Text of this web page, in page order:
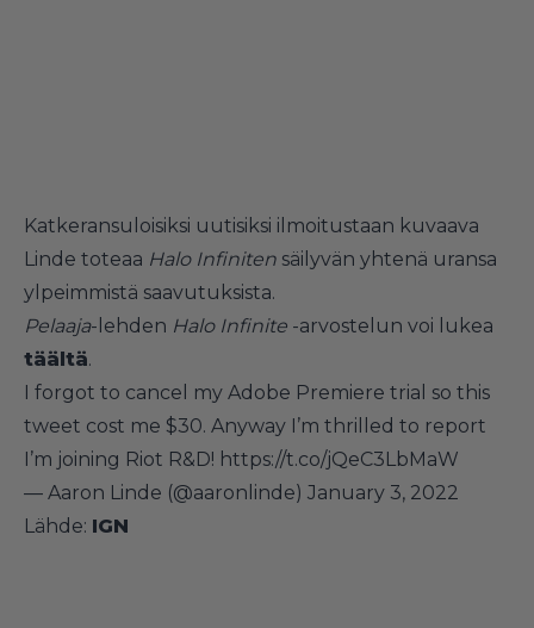
Katkeransuloisiksi uutisiksi ilmoitustaan kuvaava
Linde toteaa Halo Infiniten säilyvän yhtenä uransa
ylpeimmistä saavutuksista.
Pelaaja-lehden Halo Infinite -arvostelun voi lukea
täältä.
I forgot to cancel my Adobe Premiere trial so this
tweet cost me $30. Anyway I’m thrilled to report
I’m joining Riot R&D! https://t.co/jQeC3LbMaW
— Aaron Linde (@aaronlinde) January 3, 2022
Lähde: IGN